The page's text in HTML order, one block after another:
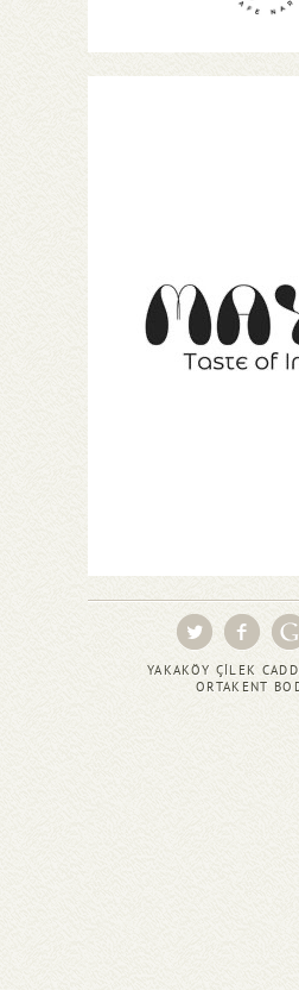
YAKAKÖY ÇİLEK
ORTAKENT